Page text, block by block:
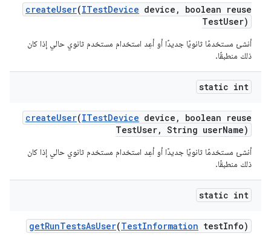
createUser(ITestDevice device ,
boolean reuse
TestUser)
أنشئ مستخدمًا ثانويًا جديدًا أو أعِد استخدام مستخدم ثانوي حالي إذا كان
ذلك منطبقًا.
static int
createUser(ITestDevice device ,
boolean reuse
TestUser, String userName)
أنشئ مستخدمًا ثانويًا جديدًا أو أعِد استخدام مستخدم ثانوي حالي إذا كان
ذلك منطبقًا.
static int
getRunTestsAsUser(TestInformation testInfo)